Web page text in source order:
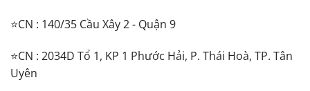
2026
Nước
Cho
⭐CN : 140/35 Cầu Xây 2 - Quận 9
⭐CN : 2034D Tổ 1, KP 1 Phước Hải, P. Thái Hoà, TP. Tân
Uyên